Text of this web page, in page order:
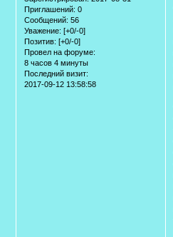
Приглашений: 0
Сообщений: 56
Уважение: [+0/-0]
Позитив: [+0/-0]
Провел на форуме:
8 часов 4 минуты
Последний визит:
2017-09-12 13:58:58